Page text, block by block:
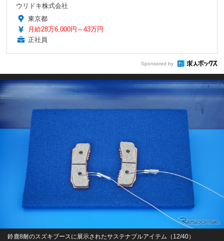
ウリドキ株式会社
東京都
月給28万6,000円～43万円
正社員
Sponsored by
鈴鹿8耐のスズキブースに展示されたサステナブルアイテム（12/40）